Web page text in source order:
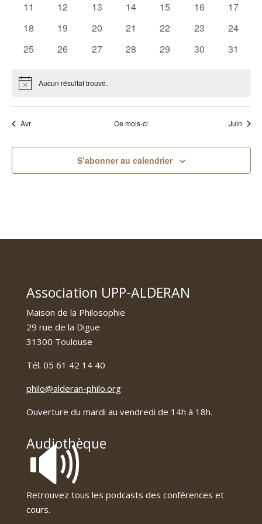
0
11
0
12
0
13
0
14
0
15
0
16
0
17
0
18
0
19
0
20
0
21
0
22
0
23
0
24
0
25
0
26
0
27
0
28
0
29
0
30
0
31
Notice Aucun résultat trouvé.
Avr Ce mois-ci Juin
S’abonner au calendrier
Association UPP-ALDERAN
Maison de la Philosophie
29 rue de la Digue
31300 Toulouse
Tél. 05 61 42 14 40
philo@alderan-philo.org
Ouverture du mardi au vendredi de 14h à 18h.
Audiothèque
🔊
Retrouvez tous les podcasts des conférences et
cours.